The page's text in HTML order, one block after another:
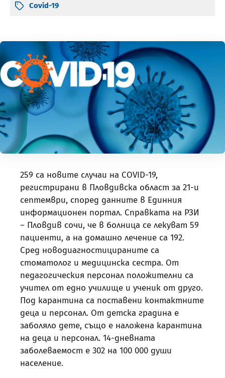
Covid-19
259 са новите случаи на COVID-19,
регистрирани в Пловдивска област за 21-и
септември, според данните в Единния
информационен портал. Справката на РЗИ
– Пловдив сочи, че в болница се лекуват 59
пациенти, а на домашно лечение са 192.
Сред новодиагностицираните са
стоматолог и медицинска сестра. От
педагогическия персонал положителни са
учител от едно училище и ученик от друго.
Под карантина са поставени контактните
деца и персонал. От детска градина е
заболяло дете, също е наложена карантина
на деца и персонал. 14-дневната
заболеваемост е 302 на 100 000 души
население.